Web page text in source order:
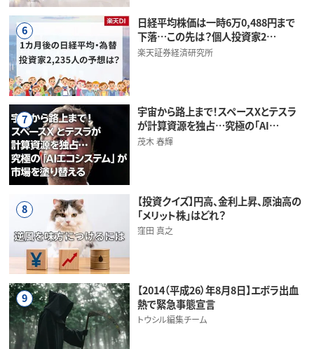
6
日経平均株価は一時6万0,488円まで
下落…この先は？個人投資家2…
楽天証券経済研究所
7
宇宙から路上まで！スペースXとテスラ
が計算資源を独占…究極の「AI…
茂木 春輝
8
【投資クイズ】円高、金利上昇、原油高の
「メリット株」はどれ？
窪田 真之
9
【2014（平成26）年8月8日】エボラ出血
熱で緊急事態宣言
トウシル編集チーム